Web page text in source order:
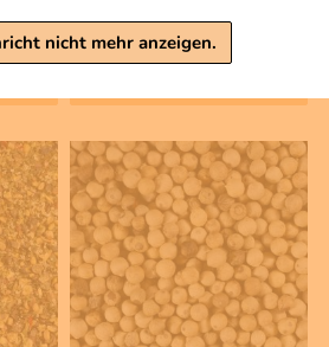
nicht mehr anzeigen.
inkl. MwSt, zzgl. Versand
Grundpreis 1 KG: 60,00 €